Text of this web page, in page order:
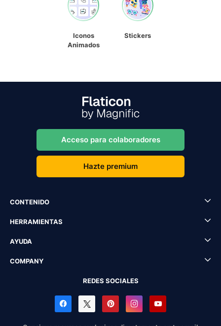
Iconos
Animados
Stickers
Acceso para colaboradores
Hazte premium
CONTENIDO
HERRAMIENTAS
AYUDA
COMPANY
REDES SOCIALES